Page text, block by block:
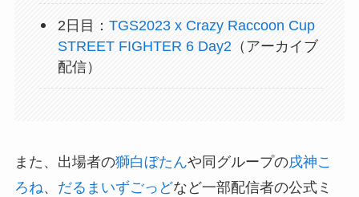
2日目： TGS2023 x Crazy Raccoon Cup
STREET FIGHTER 6 Day2 （アーカイブ
配信）
また、出場者の獅白ぼたんや同グループの戌神こ
ろね、 だるまいずごっどなど一部配信者の公式ミ